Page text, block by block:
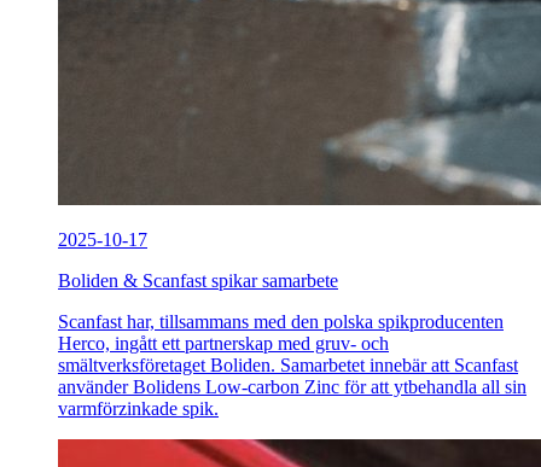
2025-10-17
Boliden & Scanfast spikar samarbete
Scanfast har, tillsammans med den polska spikproducenten
Herco, ingått ett partnerskap med gruv- och
smältverksföretaget Boliden. Samarbetet innebär att Scanfast
använder Bolidens Low-carbon Zinc för att ytbehandla all sin
varmförzinkade spik.